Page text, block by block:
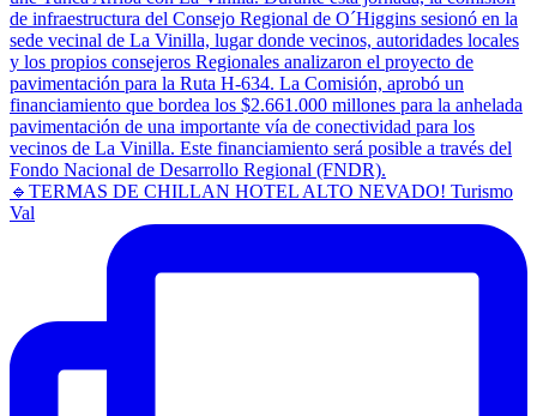
🔹TERMAS DE CHILLAN HOTEL ALTO NEVADO! Turismo
Val